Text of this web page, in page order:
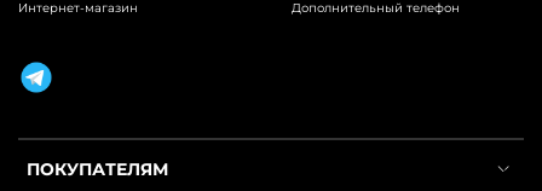
ПОКУПАТЕЛЯМ
Интернет-магазин Дополнительный телефон